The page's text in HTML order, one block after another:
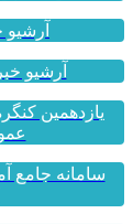
آرشیو
آرشیو
یازدهمین
سامانه جامع